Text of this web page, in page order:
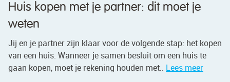
Huis kopen met je partner: dit moet je
weten
Jij en je partner zijn klaar voor de volgende stap: het kopen
van een huis. Wanneer je samen besluit om een huis te
gaan kopen, moet je rekening houden met.. Lees meer